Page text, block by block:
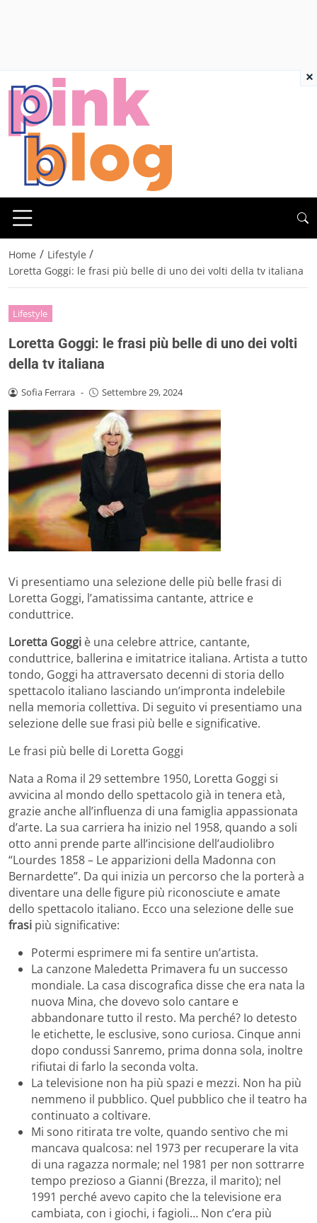
Home / Lifestyle /
Loretta Goggi: le frasi più belle di uno dei volti della tv italiana
Lifestyle
Loretta Goggi: le frasi più belle di uno dei volti
della tv italiana
Sofia Ferrara - Settembre 29, 2024
Vi presentiamo una selezione delle più belle frasi di
Loretta Goggi, l’amatissima cantante, attrice e
conduttrice.
Loretta Goggi è una celebre attrice, cantante,
conduttrice, ballerina e imitatrice italiana. Artista a tutto
tondo, Goggi ha attraversato decenni di storia dello
spettacolo italiano lasciando un’impronta indelebile
nella memoria collettiva. Di seguito vi presentiamo una
selezione delle sue frasi più belle e significative.
Le frasi più belle di Loretta Goggi
Nata a Roma il 29 settembre 1950, Loretta Goggi si
avvicina al mondo dello spettacolo già in tenera età,
grazie anche all’influenza di una famiglia appassionata
d’arte. La sua carriera ha inizio nel 1958, quando a soli
otto anni prende parte all’incisione dell’audiolibro
“Lourdes 1858 – Le apparizioni della Madonna con
Bernardette”. Da qui inizia un percorso che la porterà a
diventare una delle figure più riconosciute e amate
dello spettacolo italiano. Ecco una selezione delle sue
frasi più significative:
Potermi esprimere mi fa sentire un’artista.
La canzone Maledetta Primavera fu un successo
mondiale. La casa discografica disse che era nata la
nuova Mina, che dovevo solo cantare e
abbandonare tutto il resto. Ma perché? Io detesto
le etichette, le esclusive, sono curiosa. Cinque anni
dopo condussi Sanremo, prima donna sola, inoltre
rifiutai di farlo la seconda volta.
La televisione non ha più spazi e mezzi. Non ha più
nemmeno il pubblico. Quel pubblico che il teatro ha
continuato a coltivare.
Mi sono ritirata tre volte, quando sentivo che mi
mancava qualcosa: nel 1973 per recuperare la vita
di una ragazza normale; nel 1981 per non sottrarre
tempo prezioso a Gianni (Brezza, il marito); nel
1991 perché avevo capito che la televisione era
cambiata, con i giochi, i fagioli… Non c’era più
×